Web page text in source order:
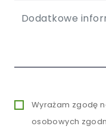
Wyrażam zgodę
osobowych